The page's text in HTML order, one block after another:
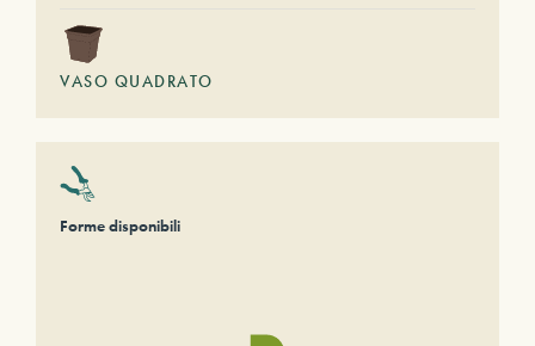
VASO QUADRATO
Forme disponibili